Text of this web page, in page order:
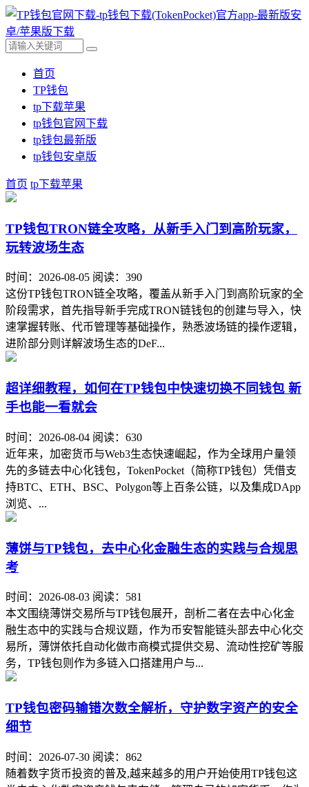
首页
TP钱包
tp下载苹果
tp钱包官网下载
tp钱包最新版
tp钱包安卓版
首页 tp下载苹果
TP钱包TRON链全攻略，从新手入门到高阶玩家，
玩转波场生态
时间：2026-08-05 阅读：390
这份TP钱包TRON链全攻略，覆盖从新手入门到高阶玩家的全
阶段需求，首先指导新手完成TRON链钱包的创建与导入，快
速掌握转账、代币管理等基础操作，熟悉波场链的操作逻辑，
进阶部分则详解波场生态的DeF...
超详细教程，如何在TP钱包中快速切换不同钱包 新
手也能一看就会
时间：2026-08-04 阅读：630
近年来，加密货币与Web3生态快速崛起，作为全球用户量领
先的多链去中心化钱包，TokenPocket（简称TP钱包）凭借支
持BTC、ETH、BSC、Polygon等上百条公链，以及集成DApp
浏览、...
薄饼与TP钱包，去中心化金融生态的实践与合规思
考
时间：2026-08-03 阅读：581
本文围绕薄饼交易所与TP钱包展开，剖析二者在去中心化金
融生态中的实践与合规议题，作为币安智能链头部去中心化交
易所，薄饼依托自动化做市商模式提供交易、流动性挖矿等服
务，TP钱包则作为多链入口搭建用户与...
TP钱包密码输错次数全解析，守护数字资产的安全
细节
时间：2026-07-30 阅读：862
随着数字货币投资的普及,越来越多的用户开始使用TP钱包这